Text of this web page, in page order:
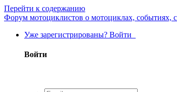
Перейти к содержанию
Форум мотоциклистов о мотоциклах, событиях,
Уже зарегистрированы? Войти
Войти